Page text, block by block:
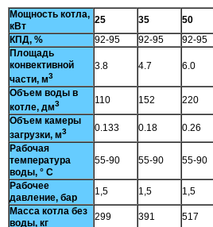
Мощность котла,
кВт
25 35 50
КПД, %
92-95 92-95 92-95
Площадь
конвективной
части, м3
3.8 4.7 6.0
Объем воды в
котле, дм3 110 152 220
Объем камеры
загрузки, м3 0.133 0.18 0.26
Рабочая
температура
воды, ° С
55-90 55-90 55-90
Рабочее
давление, бар
1,5 1,5 1,5
Масса котла без
воды, кг
299 391 517